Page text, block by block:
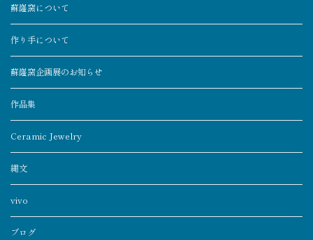
蘇嶐窯について
作り手について
蘇嶐窯企画展のお知らせ
作品集
Ceramic Jewelry
縄文
vivo
ブログ